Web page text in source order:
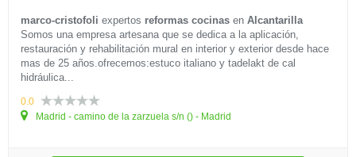
marco-cristofoli expertos reformas cocinas en Alcantarilla
Somos una empresa artesana que se dedica a la aplicación,
restauración y rehabilitación mural en interior y exterior desde hace
mas de 25 años.ofrecemos:estuco italiano y tadelakt de cal
hidráulica...
0.0
Madrid - camino de la zarzuela s/n () - Madrid